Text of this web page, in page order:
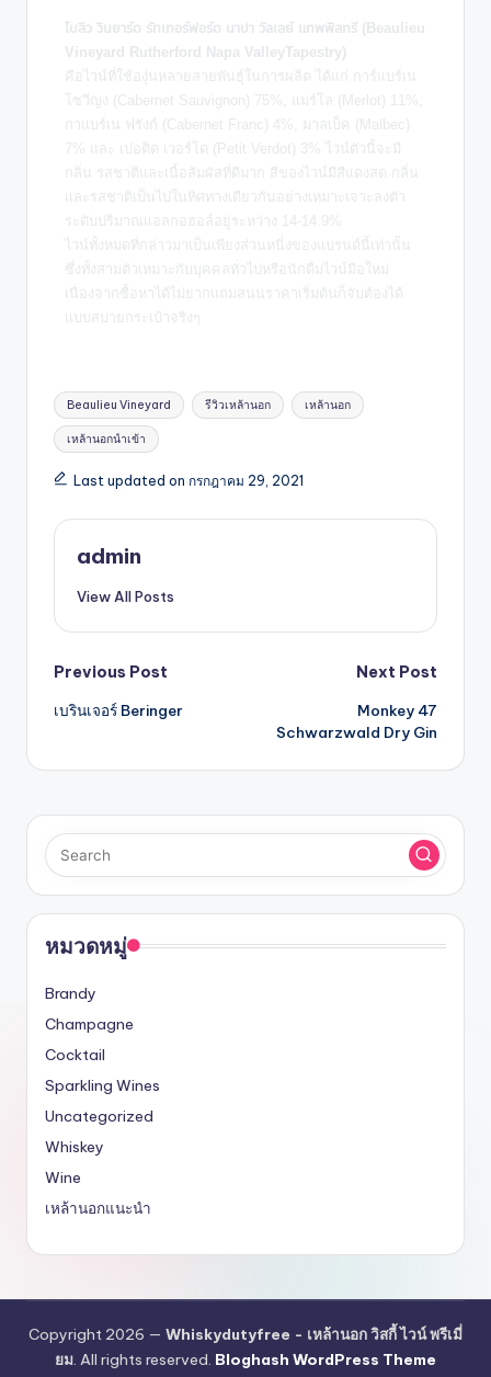
โบลิว วินยาร์ด รัทเทอร์ฟอร์ด นาปา วัลเลย์ แทพพิสทรี (Beaulieu
Vineyard Rutherford Napa ValleyTapestry)
คือไวน์ที่ใช้องุ่นหลายสายพันธุ์ในการผลิต ได้แก่ การ์แบร์เน
โซวีญง (Cabernet Sauvignon) 75%, แมร์โล (Merlot) 11%,
กาแบร์เน ฟรังก์ (Cabernet Franc) 4%, มาลเบ็ค (Malbec)
7% และ เปอติด เวอร์โด (Petit Verdot) 3% ไวน์ตัวนี้จะมี
กลิ่น รสชาติและเนื้อส้มผัสที่ดีมาก สีของไวน์มีสีแดงสด กลิ่น
และรสชาติเป็นไปในทิศทางเดียวกันอย่างเหมาะเจาะลงตัว
ระดับปริมาณแอลกอฮอล์อยู่ระหว่าง 14-14.9%
ไวน์ทั้งหมดที่กล่าวมาเป็นเพียงส่วนหนี่งของแบรนด์นี้เท่านั้น
ซึ่งทั้งสามตัวเหมาะกับบุคคลทั่วไปหรือนักดื่มไวน์มือใหม่
เนื่องจากซื้อหาได้ไม่ยากแถมสนนราคาเริ่มต้นก็จับต้องได้
แบบสบายกระเป๋าจริงๆ
Beaulieu Vineyard รีวิวเหล้านอก เหล้านอก
เหล้านอกนำเข้า
Last updated on กรกฎาคม 29, 2021
admin
View All Posts
Previous Post
เบรินเจอร์ Beringer
Next Post
Monkey 47
Schwarzwald Dry Gin
หมวดหมู่
Brandy
Champagne
Cocktail
Sparkling Wines
Uncategorized
Whiskey
Wine
เหล้านอกแนะนำ
Copyright 2026 — Whiskydutyfree - เหล้านอก วิสกี้ ไวน์ พรีเมี่
ยม. All rights reserved. Bloghash WordPress Theme